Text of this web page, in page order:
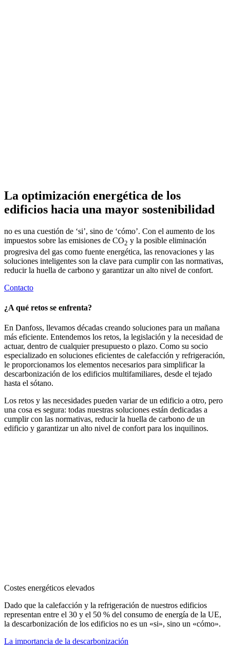
La optimización energética de los
edificios hacia una mayor sostenibilidad
no es una cuestión de ‘si’, sino de ‘cómo’. Con el aumento de los
impuestos sobre las emisiones de CO2 y la posible eliminación
progresiva del gas como fuente energética, las renovaciones y las
soluciones inteligentes son la clave para cumplir con las normativas,
reducir la huella de carbono y garantizar un alto nivel de confort.
Contacto
¿A qué retos se enfrenta?
En Danfoss, llevamos décadas creando soluciones para un mañana
más eficiente. Entendemos los retos, la legislación y la necesidad de
actuar, dentro de cualquier presupuesto o plazo. Como su socio
especializado en soluciones eficientes de calefacción y refrigeración,
le proporcionamos los elementos necesarios para simplificar la
descarbonización de los edificios multifamiliares, desde el tejado
hasta el sótano.
Los retos y las necesidades pueden variar de un edificio a otro, pero
una cosa es segura: todas nuestras soluciones están dedicadas a
cumplir con las normativas, reducir la huella de carbono de un
edificio y garantizar un alto nivel de confort para los inquilinos.
Costes energéticos elevados
Dado que la calefacción y la refrigeración de nuestros edificios
representan entre el 30 y el 50 % del consumo de energía de la UE,
la descarbonización de los edificios no es un «si», sino un «cómo».
La importancia de la descarbonización